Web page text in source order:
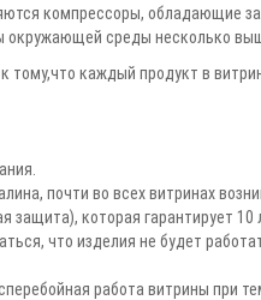
компрессоры, обладающие
окружающей среды несколько
каждый продукт в
почти во всех витринах
защита), которая гарантирует 10
что изделия не будет
работа витрины при